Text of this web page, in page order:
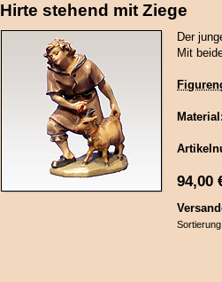
Hirte stehend mit Ziege
Der
Mit
94,00